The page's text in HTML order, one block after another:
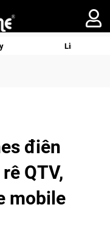
W – Quyền lực và tài phú
điên
QTV,
mobile